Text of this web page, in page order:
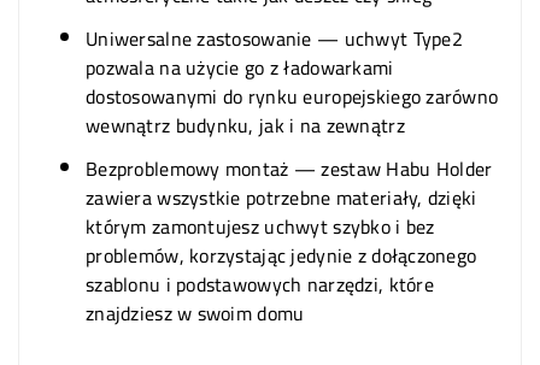
Uniwersalne zastosowanie — uchwyt Type2
pozwala na użycie go z ładowarkami
dostosowanymi do rynku europejskiego zarówno
wewnątrz budynku, jak i na zewnątrz
Bezproblemowy montaż — zestaw Habu Holder
zawiera wszystkie potrzebne materiały, dzięki
którym zamontujesz uchwyt szybko i bez
problemów, korzystając jedynie z dołączonego
szablonu i podstawowych narzędzi, które
znajdziesz w swoim domu